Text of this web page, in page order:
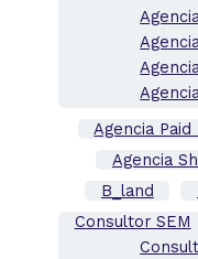
Agencia Paid
Agencia
B_land
Consultor SEM